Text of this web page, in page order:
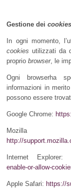
Gestione deicookies
In ogni momento,
cookiesutilizzati da
propriobrowser, le
Ogni browserha
informazioni in
possono essere
Google Chrome:
http://
Internet Explorer:
enable-or-allow-
Apple Safari: https://